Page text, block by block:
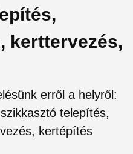
kerttervezés,
erről a helyről:
telepítés,
kertépítés